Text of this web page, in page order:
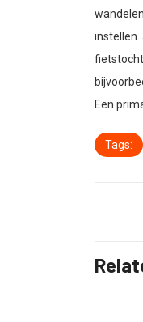
instellen.
Een
Tags: